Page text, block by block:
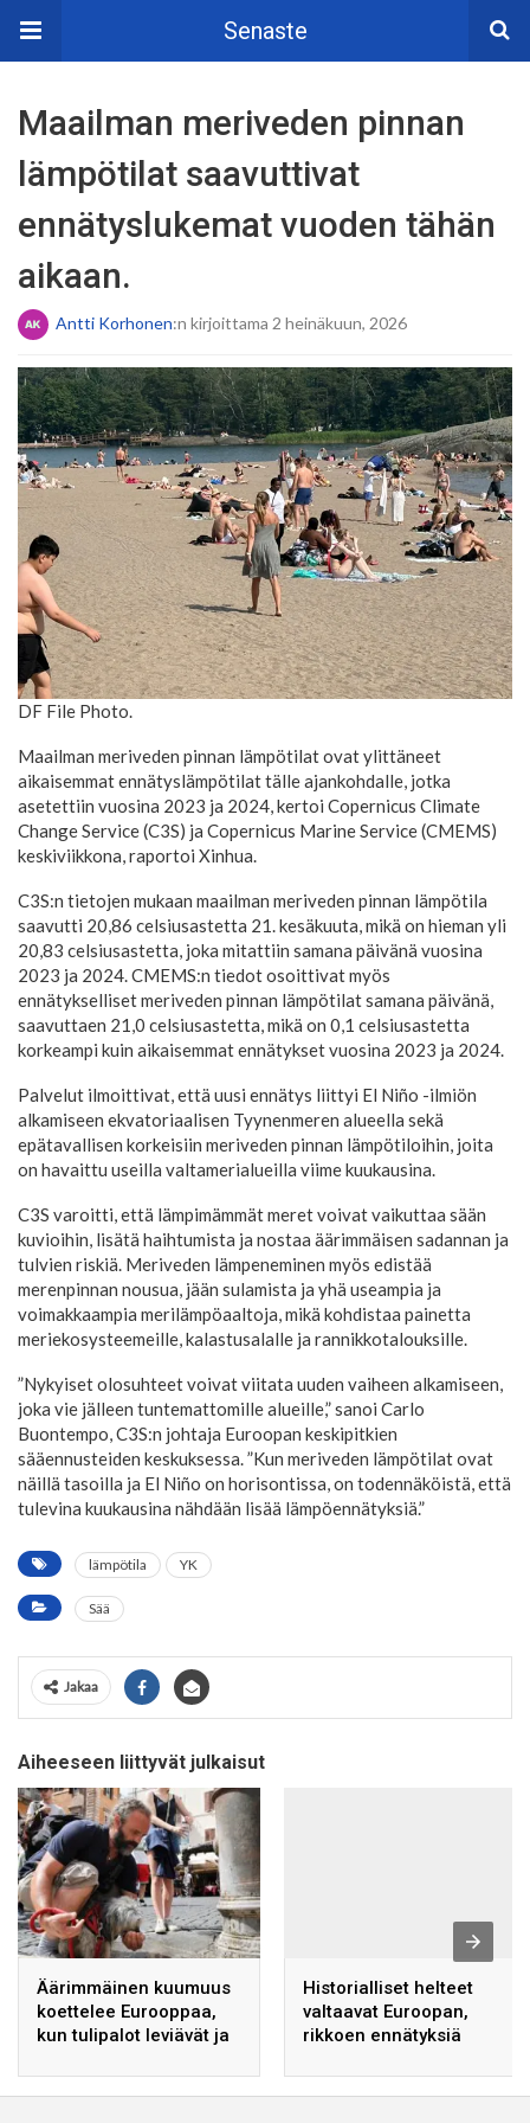
Senaste
Maailman meriveden pinnan
lämpötilat saavuttivat
ennätyslukemat vuoden tähän
aikaan.
Antti Korhonen:n kirjoittama 2 heinäkuun, 2026
DF File Photo.
Maailman meriveden pinnan lämpötilat ovat ylittäneet
aikaisemmat ennätyslämpötilat tälle ajankohdalle, jotka
asetettiin vuosina 2023 ja 2024, kertoi Copernicus Climate
Change Service (C3S) ja Copernicus Marine Service (CMEMS)
keskiviikkona, raportoi Xinhua.
C3S:n tietojen mukaan maailman meriveden pinnan lämpötila
saavutti 20,86 celsiusastetta 21. kesäkuuta, mikä on hieman yli
20,83 celsiusastetta, joka mitattiin samana päivänä vuosina
2023 ja 2024. CMEMS:n tiedot osoittivat myös
ennätykselliset meriveden pinnan lämpötilat samana päivänä,
saavuttaen 21,0 celsiusastetta, mikä on 0,1 celsiusastetta
korkeampi kuin aikaisemmat ennätykset vuosina 2023 ja 2024.
Palvelut ilmoittivat, että uusi ennätys liittyi El Niño -ilmiön
alkamiseen ekvatoriaalisen Tyynenmeren alueella sekä
epätavallisen korkeisiin meriveden pinnan lämpötiloihin, joita
on havaittu useilla valtamerialueilla viime kuukausina.
C3S varoitti, että lämpimämmät meret voivat vaikuttaa sään
kuvioihin, lisätä haihtumista ja nostaa äärimmäisen sadannan ja
tulvien riskiä. Meriveden lämpeneminen myös edistää
merenpinnan nousua, jään sulamista ja yhä useampia ja
voimakkaampia merilämpöaaltoja, mikä kohdistaa painetta
meriekosysteemeille, kalastusalalle ja rannikkotalouksille.
”Nykyiset olosuhteet voivat viitata uuden vaiheen alkamiseen,
joka vie jälleen tuntemattomille alueille,” sanoi Carlo
Buontempo, C3S:n johtaja Euroopan keskipitkien
sääennusteiden keskuksessa. ”Kun meriveden lämpötilat ovat
näillä tasoilla ja El Niño on horisontissa, on todennäköistä, että
tulevina kuukausina nähdään lisää lämpöennätyksiä.”
lämpötila YK
Sää
Jakaa
Aiheeseen liittyvät julkaisut
Äärimmäinen kuumuus
koettelee Eurooppaa,
kun tulipalot leviävät ja
Historialliset helteet
valtaavat Euroopan,
rikkoen ennätyksiä
Balkanille.